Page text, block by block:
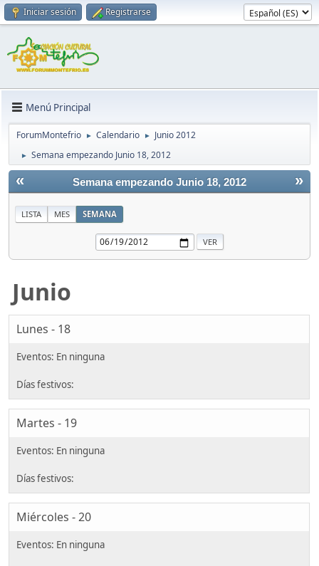
Iniciar sesión Registrarse
Menú Principal
ForumMontefrio ► Calendario ► Junio 2012
► Semana empezando Junio 18, 2012
« »
Semana empezando Junio 18, 2012
LISTA MES SEMANA
Junio
Lunes - 18
Martes - 19
Miércoles - 20